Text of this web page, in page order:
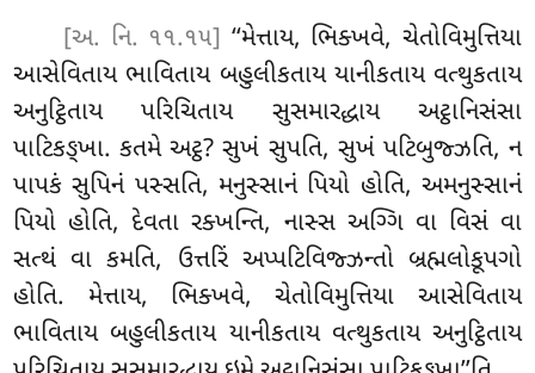
[અ. નિ. ૧૧.૧૫] ‘‘મેત્તાય, ભિક્ખવે, ચેતોવિમુત્તિયા
આસેવિતાય ભાવિતાય બહુલીકતાય યાનીકતાય વત્થુકતાય
અનુટ્ઠિતાય પરિચિતાય સુસમારદ્ધાય અટ્ઠાનિસંસા
પાટિકઙ્ખા. કતમે અટ્ઠ? સુખં સુપતિ, સુખં પટિબુજ્ઝતિ, ન
પાપકં સુપિનં પસ્સતિ, મનુસ્સાનં પિયો હોતિ, અમનુસ્સાનં
પિયો હોતિ, દેવતા રક્ખન્તિ, નાસ્સ અગ્ગિ વા વિસં વા
સત્થં વા કમતિ, ઉત્તરિં અપ્પટિવિજ્ઝન્તો બ્રહ્મલોકૂપગો
હોતિ. મેત્તાય, ભિક્ખવે, ચેતોવિમુત્તિયા આસેવિતાય
ભાવિતાય બહુલીકતાય યાનીકતાય વત્થુકતાય અનુટ્ઠિતાય